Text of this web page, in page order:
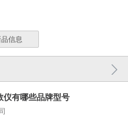
信息
仪有哪些品牌型号